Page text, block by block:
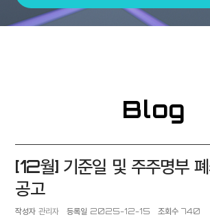
Blog
[12월] 기준일 및 주주명부
공고
작성자 관리자 등록일 2025-12-15 조회수 740